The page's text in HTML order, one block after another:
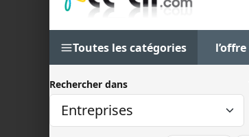
Toutes les catégories l’offre
Rechercher dans